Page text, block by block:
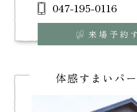
047-195-0116
来場予約
体感すまいパ